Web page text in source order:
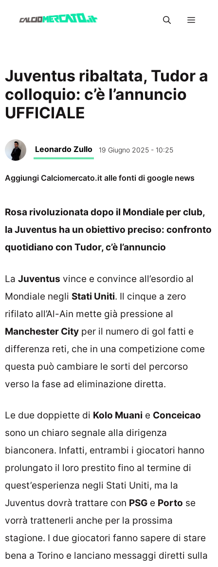
Menu
Juventus ribaltata, Tudor a
colloquio: c’è l’annuncio
UFFICIALE
Leonardo Zullo 19 Giugno 2025 - 10:25
Aggiungi Calciomercato.it alle fonti di google news
Rosa rivoluzionata dopo il Mondiale per club,
la Juventus ha un obiettivo preciso: confronto
quotidiano con Tudor, c’è l’annuncio
La Juventus vince e convince all’esordio al
Mondiale negli Stati Uniti. Il cinque a zero
rifilato all’Al-Ain mette già pressione al
Manchester City per il numero di gol fatti e
differenza reti, che in una competizione come
questa può cambiare le sorti del percorso
verso la fase ad eliminazione diretta.
Le due doppiette di Kolo Muani e Conceicao
sono un chiaro segnale alla dirigenza
bianconera. Infatti, entrambi i giocatori hanno
prolungato il loro prestito fino al termine di
quest’esperienza negli Stati Uniti, ma la
Juventus dovrà trattare con PSG e Porto se
vorrà trattenerli anche per la prossima
stagione. I due giocatori fanno sapere di stare
bena a Torino e lanciano messaggi diretti sulla